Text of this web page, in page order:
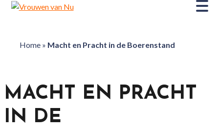
Home» Macht en Pracht in de Boerenstand
MACHT EN PRACHT
IN DE